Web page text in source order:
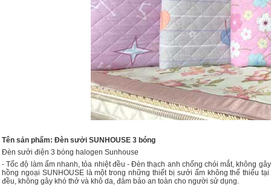
Tên sản phẩm: Đèn sưởi SUNHOUSE 3 bóng
Đèn sưởi điện 3 bóng halogen Sunhouse
- Tốc độ làm ấm nhanh, tỏa nhiệt đều - Đèn thạch anh chống chói mắt, không
hồng ngoại SUNHOUSE là một trong những thiết bị sưởi ấm không thể thiếu
đều, không gây khó thở và khô da, đảm bảo an toàn cho người sử dụng.